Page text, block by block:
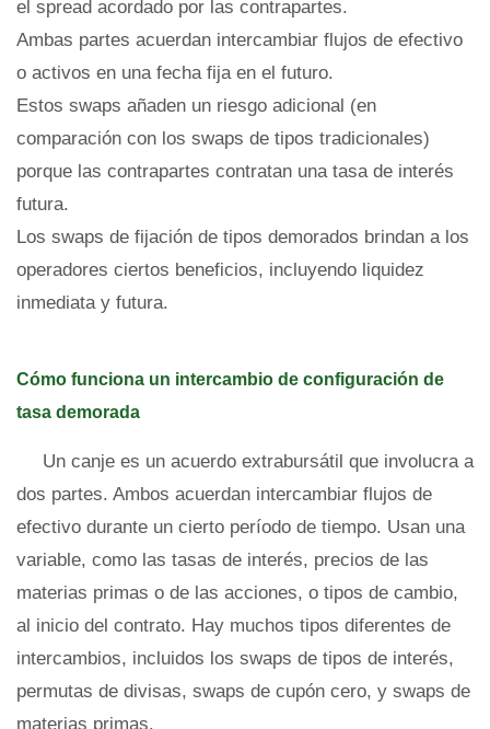
el spread acordado por las contrapartes.
Ambas partes acuerdan intercambiar flujos de efectivo
o activos en una fecha fija en el futuro.
Estos swaps añaden un riesgo adicional (en
comparación con los swaps de tipos tradicionales)
porque las contrapartes contratan una tasa de interés
futura.
Los swaps de fijación de tipos demorados brindan a los
operadores ciertos beneficios, incluyendo liquidez
inmediata y futura.
Cómo funciona un intercambio de configuración de
tasa demorada
Un canje es un acuerdo extrabursátil que involucra a
dos partes. Ambos acuerdan intercambiar flujos de
efectivo durante un cierto período de tiempo. Usan una
variable, como las tasas de interés, precios de las
materias primas o de las acciones, o tipos de cambio,
al inicio del contrato. Hay muchos tipos diferentes de
intercambios, incluidos los swaps de tipos de interés,
permutas de divisas, swaps de cupón cero, y swaps de
materias primas.